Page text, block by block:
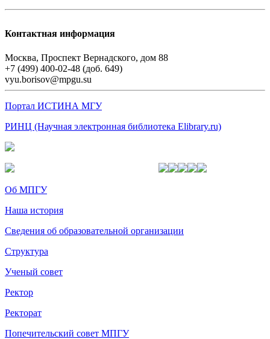
Контактная информация
Москва, Проспект Вернадского, дом 88
+7 (499) 400-02-48 (доб. 649)
vyu.borisov@mpgu.su
Портал ИСТИНА МГУ
РИНЦ (Научная электронная библиотека Elibrary.ru)
Об МПГУ
Наша история
Сведения об образовательной организации
Структура
Ученый совет
Ректор
Ректорат
Попечительский совет МПГУ